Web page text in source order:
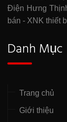
Điện Hưng
bán - XNK thiết
Danh Mục
Trang chủ
Giới thiệu